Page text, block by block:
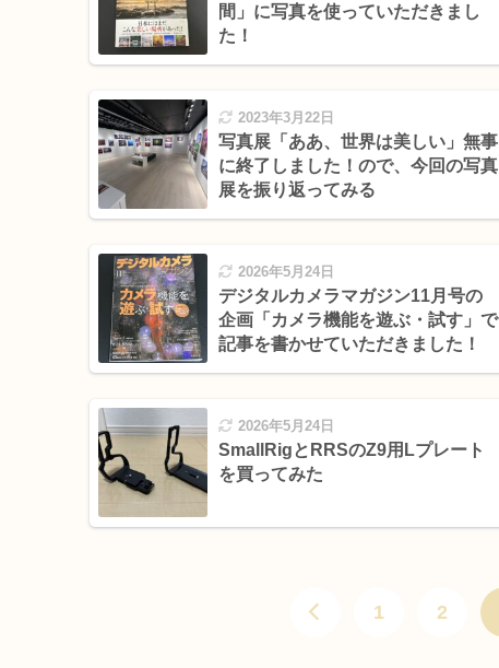
間」に写真を使っていただきまし
た！
2023年3月22日
写真展「ああ、世界は美しい」無事
に終了しました！ので、今回の写真
展を振り返ってみる
2026年5月24日
デジタルカメラマガジン11月号の
企画「カメラ機能を遊ぶ・試す」で
記事を書かせていただきました！
2026年5月24日
SmallRigとRRSのZ9用Lプレート
を買ってみた
1 2